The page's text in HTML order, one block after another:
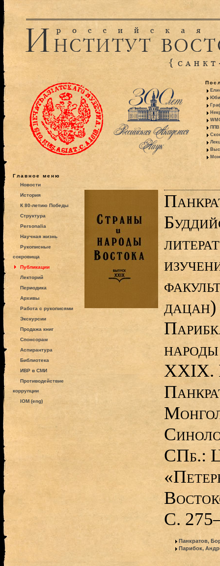
ППВ
Главное меню
Новости
История
К 80-летию Победы
Структура
Personalia
Научная жизнь
Рукописные
сокровища
Публикации
Лекторий
Периодика
Архивы
Работа с рукописями
Экскурсии
Продажа книг
Спонсорам
Аспирантура
Библиотека
ИВР в СМИ
Противодействие
коррупции
IOM (eng)
XXIX.
СПб.:
С.
Панкратов,
Парибок,